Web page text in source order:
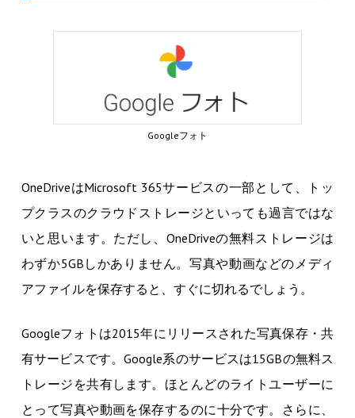
Googleフォト
OneDriveはMicrosoft 365サービスの一部として、トッ
プクラスのクラウドストレージといっても過言ではな
いと思います。ただし、OneDriveの無料ストレージは
わずか5GBしかありません。写真や動画などのメディ
アファイルを保存すると、すぐに切れるでしょう。
Googleフォトは2015年にリリースされた写真保存・共
有サービスです。Google系のサービスは15GBの無料ス
トレージを共有します。ほとんどのライトユーザーに
とって写真や動画を保存するのに十分です。さらに、